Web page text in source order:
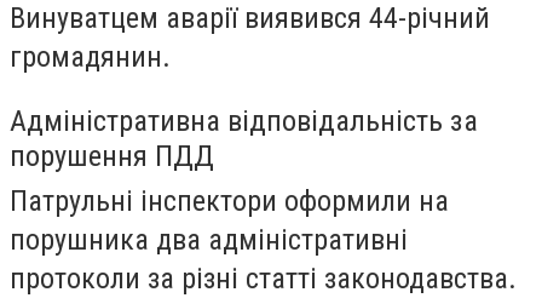
Винуватцем аварії виявився 44-річний
громадянин.
Адміністративна відповідальність за
порушення ПДД
Патрульні інспектори оформили на
порушника два адміністративні
протоколи за різні статті законодавства.